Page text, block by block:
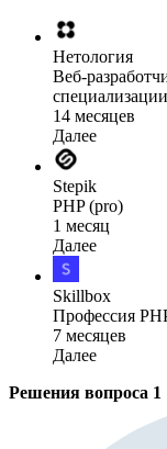
Нетология
Веб-
специализации
14 месяцев
Далее
Stepik
PHP (pro)
1 месяц
Далее
Skillbox
Профессия
7 месяцев
Далее
Решения вопроса 1